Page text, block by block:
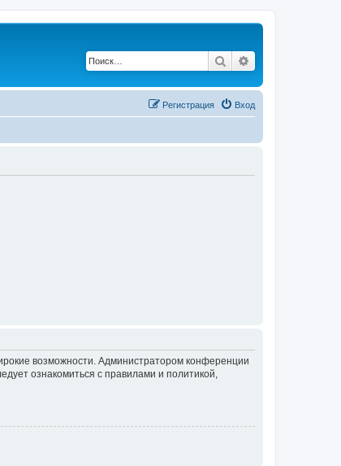
Поиск
Вход
Регистрация
возможности. Администратором конференции
ознакомиться с правилами и политикой,